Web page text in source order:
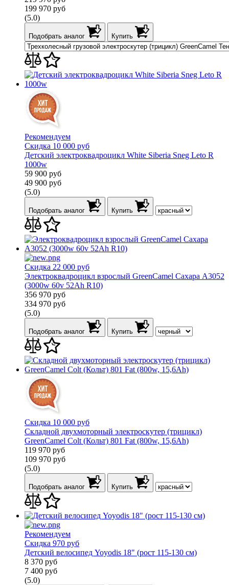
199 970 руб
(5.0)
Подобрать аналог Купить
Рекомендуем
Скидка 10 000 руб
Детский электроквадроцикл White Siberia Sneg Leto R
1000w
59 900 руб
49 900 руб
(5.0)
Подобрать аналог Купить
Скидка 22 000 руб
Электроквадроцикл взрослый GreenCamel Сахара A3052
(3000w 60v 52Ah R10)
356 970 руб
334 970 руб
(5.0)
Подобрать аналог Купить
Скидка 10 000 руб
Складной двухмоторный электроскутер (трицикл)
GreenCamel Colt (Кольт) 801 Fat (800w, 15,6Ah)
119 970 руб
109 970 руб
(5.0)
Подобрать аналог Купить
Рекомендуем
Скидка 970 руб
Детский велосипед Yoyodis 18" (рост 115-130 см)
8 370 руб
7 400 руб
(5.0)